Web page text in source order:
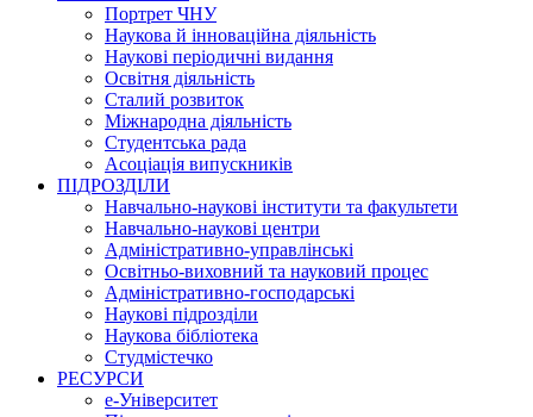
Портрет ЧНУ
Наукова й інноваційна діяльність
Наукові періодичні видання
Освітня діяльність
Сталий розвиток
Міжнародна діяльність
Студентська рада
Асоціація випускників
ПІДРОЗДІЛИ
Навчально-наукові інститути та факультети
Навчально-наукові центри
Адміністративно-управлінські
Освітньо-виховний та науковий процес
Адміністративно-господарські
Наукові підрозділи
Наукова бібліотека
Студмістечко
РЕСУРСИ
е-Університет